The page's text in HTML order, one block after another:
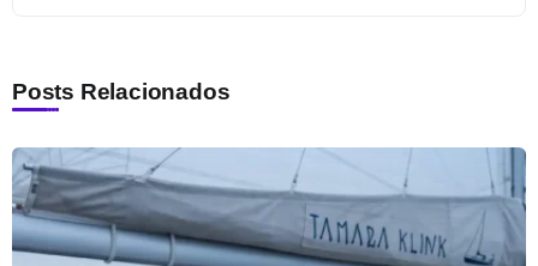
Posts Relacionados